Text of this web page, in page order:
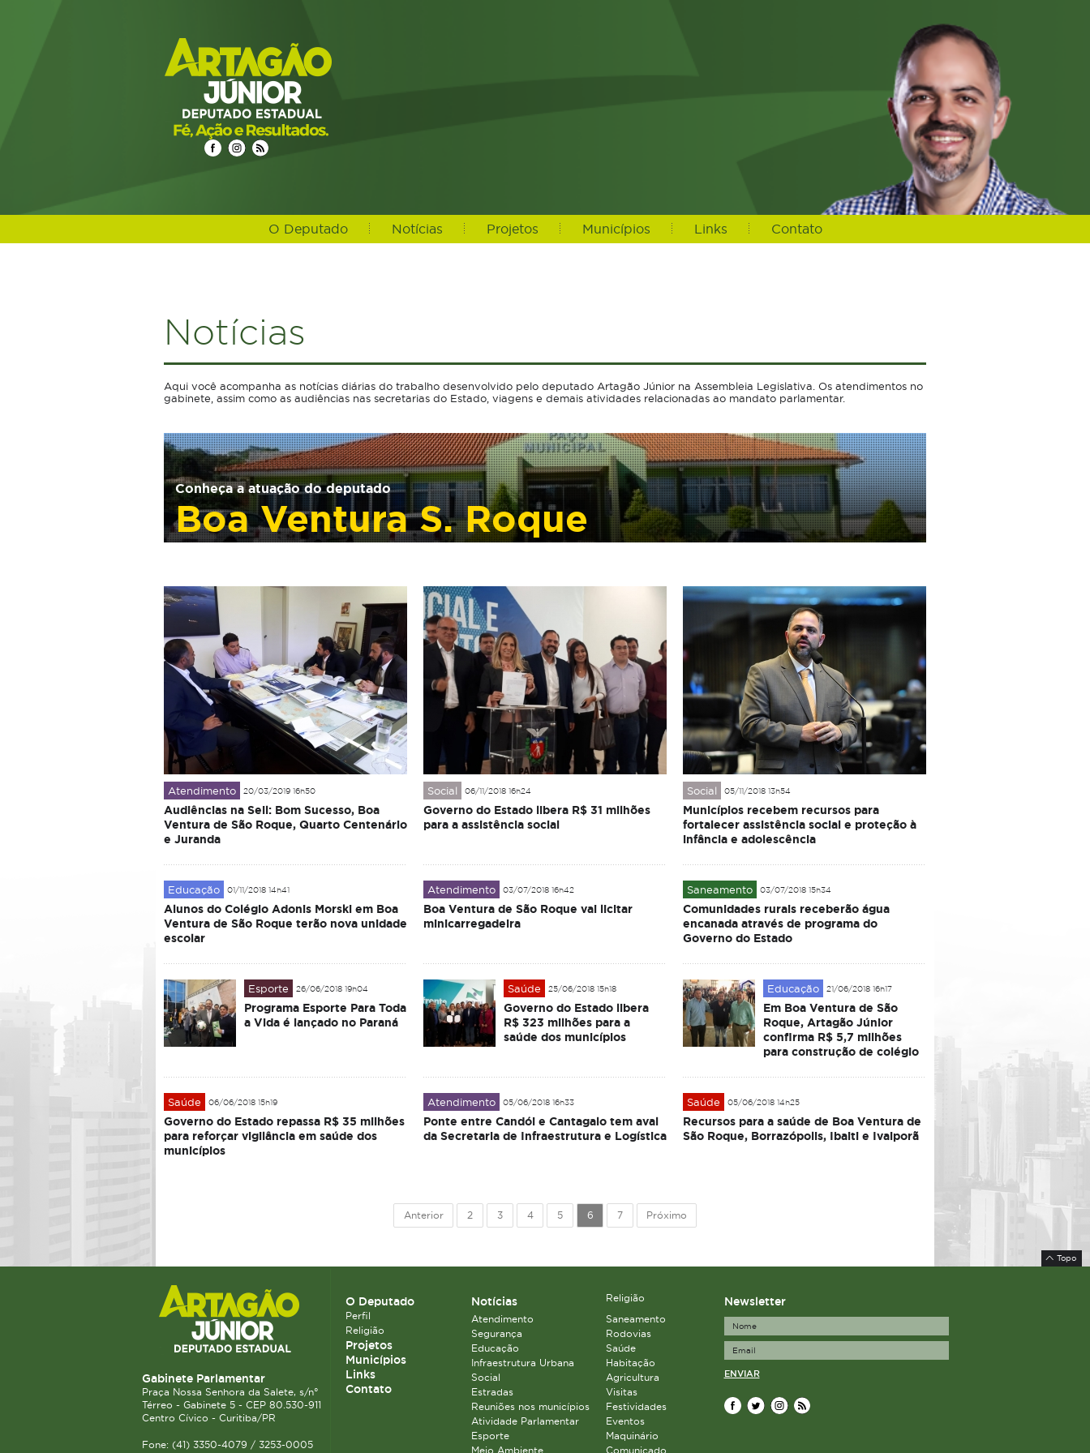
O Deputado Notícias Projetos Municípios Links Contato
Notícias
Aqui você acompanha as notícias diárias do trabalho desenvolvido pelo deputado Artagão Júnior na Assembleia Legislativa. Os atendimentos no
gabinete, assim como as audiências nas secretarias do Estado, viagens e demais atividades relacionadas ao mandato parlamentar.
Conheça a atuação do deputado
Boa Ventura S. Roque
Atendimento 20/03/2019 16h50
Audiências na Seil: Bom Sucesso, Boa
Ventura de São Roque, Quarto Centenário
e Juranda
Social 06/11/2018 16h24
Governo do Estado libera R$ 31 milhões
para a assistência social
Social 05/11/2018 13h54
Municípios recebem recursos para
fortalecer assistência social e proteção à
infância e adolescência
Educação 01/11/2018 14h41
Alunos do Colégio Adonis Morski em Boa
Ventura de São Roque terão nova unidade
escolar
Atendimento 03/07/2018 16h42
Boa Ventura de São Roque vai licitar
minicarregadeira
Saneamento 03/07/2018 15h34
Comunidades rurais receberão água
encanada através de programa do
Governo do Estado
Esporte 26/06/2018 19h04
Programa Esporte Para Toda
a Vida é lançado no Paraná
Saúde 25/06/2018 15h18
Governo do Estado libera
R$ 323 milhões para a
saúde dos municípios
Educação 21/06/2018 16h17
Em Boa Ventura de São
Roque, Artagão Júnior
confirma R$ 5,7 milhões
para construção de colégio
Saúde 06/06/2018 15h19
Governo do Estado repassa R$ 35 milhões
para reforçar vigilância em saúde dos
municípios
Atendimento 05/06/2018 16h33
Ponte entre Candói e Cantagalo tem aval
da Secretaria de Infraestrutura e Logística
Saúde 05/06/2018 14h25
Recursos para a saúde de Boa Ventura de
São Roque, Borrazópolis, Ibaiti e Ivaiporã
Anterior 2 3 4 5 6 7 Próximo
Topo
Gabinete Parlamentar
Praça Nossa Senhora da Salete, s/n°
Térreo - Gabinete 5 - CEP 80.530-911
Centro Cívico - Curitiba/PR
Fone: (41) 3350-4079 / 3253-0005
O Deputado
Perfil
Religião
Projetos
Municípios
Links
Contato
Notícias
Religião
Atendimento
Saneamento
Segurança
Rodovias
Educação
Saúde
Infraestrutura Urbana
Habitação
Social
Agricultura
Estradas
Visitas
Reuniões nos municípios
Festividades
Atividade Parlamentar
Eventos
Esporte
Maquinário
Meio Ambiente
Comunicado
Newsletter
ENVIAR